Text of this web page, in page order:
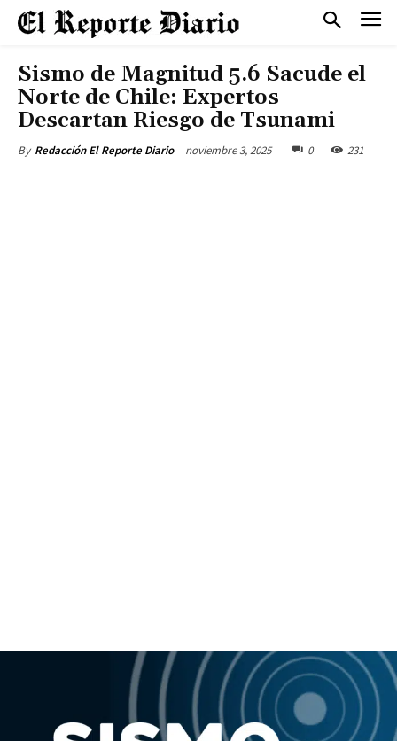
Sismo de Magnitud 5.6 Sacude el
Norte de Chile: Expertos
Descartan Riesgo de Tsunami
By Redacción El Reporte Diario noviembre 3, 2025 0 231